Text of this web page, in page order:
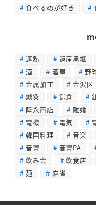
食べるのが好き
遮熱 遺産承継
酒
酒屋 野
金属加工
金沢区
鍼灸
鎌倉
陸永商店
離婚
電機
電気
韓国料理
音楽
音響
音響PA
飲み会
飲食店
麺
麻雀